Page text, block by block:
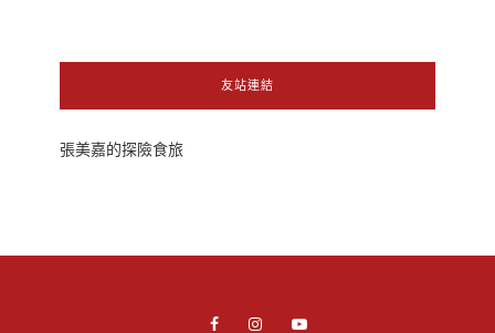
友站連結
張美嘉的探險食旅